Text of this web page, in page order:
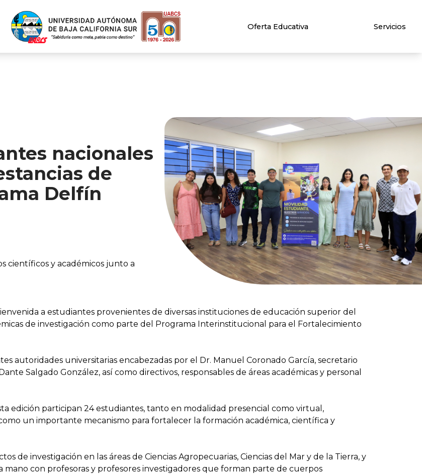
Oferta Educativa Servicios
nacionales
de
Delfín
científicos y académicos junto a
a estudiantes provenientes de diversas instituciones de educación superior del
de investigación como parte del Programa Interinstitucional para el Fortalecimiento
autoridades universitarias encabezadas por el Dr. Manuel Coronado García, secretario
Salgado González, así como directivos, responsables de áreas académicas y personal
edición participan 24 estudiantes, tanto en modalidad presencial como virtual,
un importante mecanismo para fortalecer la formación académica, científica y
de investigación en las áreas de Ciencias Agropecuarias, Ciencias del Mar y de la Tierra, y
mano con profesoras y profesores investigadores que forman parte de cuerpos